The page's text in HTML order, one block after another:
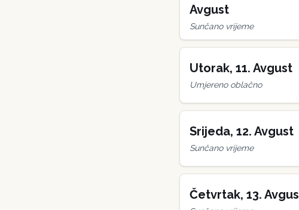
Avgust
Sunčano vrijeme
Utorak, 11. Avgust
Umjereno oblačno
Srijeda, 12. Avgust
Sunčano vrijeme
Četvrtak, 13.